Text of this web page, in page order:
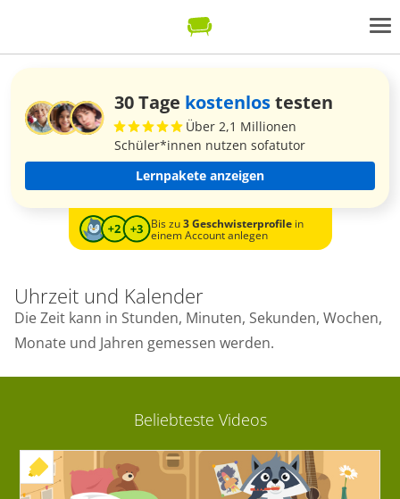
30 Tage kostenlostesten
Über 2,1 Millionen
Schüler*innen nutzen sofatutor
Lernpakete anzeigen
Bis zu3 Geschwisterprofilein
einem Account anlegen
Uhrzeit und Kalender
Die Zeit kann in Stunden, Minuten, Sekunden, Wochen,
Monate und Jahren gemessen werden.
Beliebteste Videos
+ INTERAKTIVE ÜBUNG